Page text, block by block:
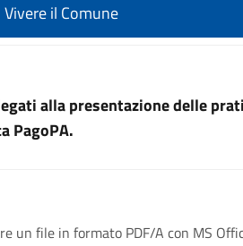
Vivere il Comune
alla presentazione delle
PagoPA.
un file in formato PDF/A con MS